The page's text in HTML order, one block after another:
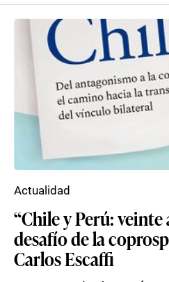
“Chile y Perú: veinte
desafío de la
Carlos Escaffi
Actualidad